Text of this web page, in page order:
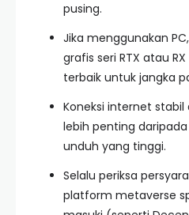
pusing.
Jika menggunakan
grafis seri RTX atau
terbaik untuk jangka
Koneksi internet
lebih penting
unduh yang tinggi.
Selalu periksa
platform metaverse